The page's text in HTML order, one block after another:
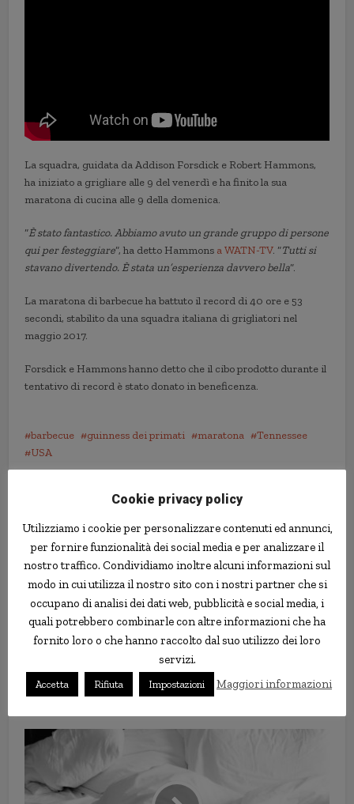
La squadra, guidata da Addison Forsdick e Robert Hammons,
ha iniziato a grigliare alle 9 del venerdì e ha finito la sua
maratona di cucina alle 9 della domenica.
“È stato fantastico. Abbiamo avuto un grande gruppo di persone
qui per festeggiare“, ha detto Hammons a WATN-TV. “Tutti si
stavano divertendo. È stata un’esperienza davvero bella“.
La maratona di barbecue ha battuto il record di 40 ore e 53
secondi, stabilito da una squadra italiana di grigliatori nel
maggio 2017.
Forsdick e Hammons hanno detto che il cibo prodotto durante il
tentativo di record è stato donato in beneficenza.
barbecue guinness dei primati maratona
Tennessee
USA
Agricoltore salva gattini
abbandonati: erano cuccioli di
Cookie privacy policy
Utilizziamo i cookie per personalizzare contenuti ed annunci,
per fornire funzionalità dei social media e per analizzare il
nostro traffico. Condividiamo inoltre alcuni informazioni sul
modo in cui utilizza il nostro sito con i nostri partner che si
occupano di analisi dei dati web, pubblicità e social media, i
quali potrebbero combinarle con altre informazioni che ha
fornito loro o che hanno raccolto dal suo utilizzo dei loro
servizi.
Accetta Rifiuta Impostazioni Maggiori informazioni